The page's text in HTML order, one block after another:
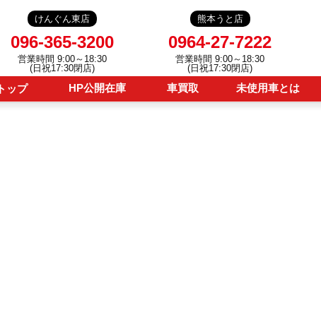
けんぐん東店
096-365-3200
営業時間 9:00～18:30
(日祝17:30閉店)
熊本うと店
0964-27-7222
営業時間 9:00～18:30
(日祝17:30閉店)
トップ HP公開在庫 車買取 未使用車とは